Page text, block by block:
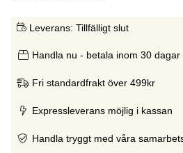
Leverans: Tillfälligt slut
Handla nu - betala inom 30 dagar
Fri standardfrakt över 499kr
Expressleverans möjlig i kassan
Handla tryggt med våra